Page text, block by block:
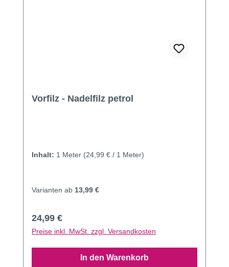
Vorfilz - Nadelfilz petrol
Inhalt: 1 Meter (24,99 € / 1 Meter)
Varianten ab 13,99 €
Regulärer Preis:
24,99 €
Preise inkl. MwSt. zzgl. Versandkosten
In den Warenkorb